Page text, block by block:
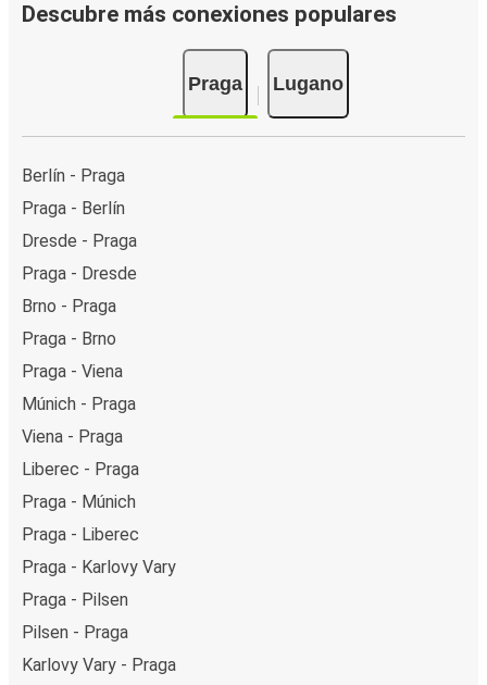
Descubre más conexiones populares
Praga Lugano
Berlín - Praga
Praga - Berlín
Dresde - Praga
Praga - Dresde
Brno - Praga
Praga - Brno
Praga - Viena
Múnich - Praga
Viena - Praga
Liberec - Praga
Praga - Múnich
Praga - Liberec
Praga - Karlovy Vary
Praga - Pilsen
Pilsen - Praga
Karlovy Vary - Praga